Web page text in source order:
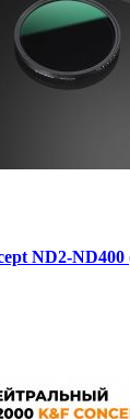
ND2-ND400